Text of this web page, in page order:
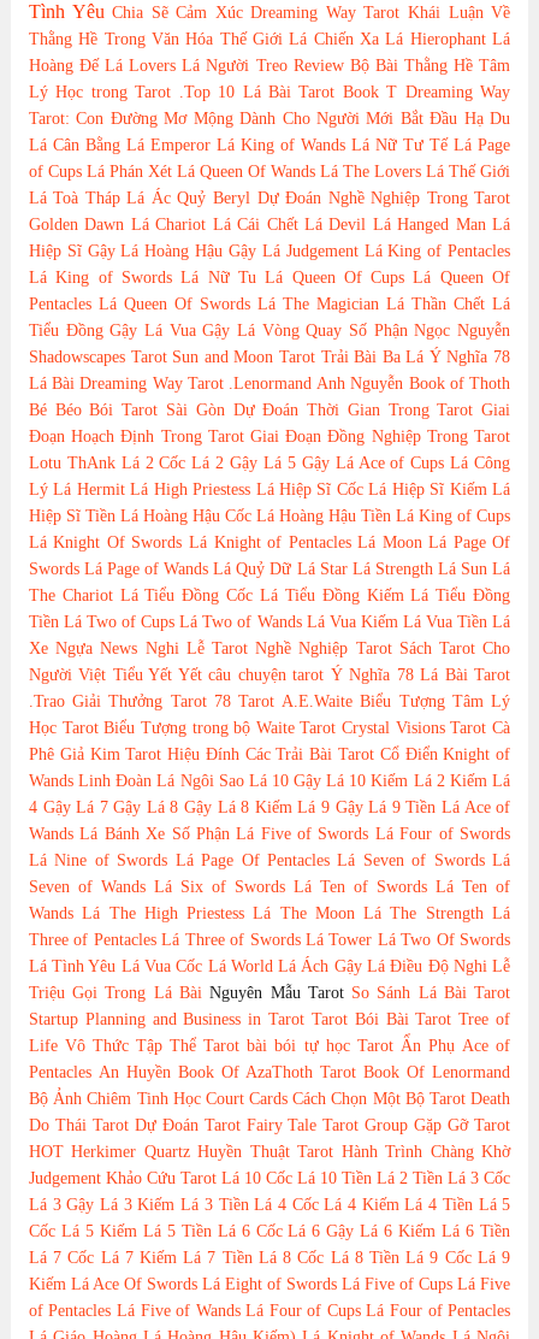
Tình Yêu Chia Sẽ Cảm Xúc Dreaming Way Tarot Khái Luận Về
Thằng Hề Trong Văn Hóa Thế Giới Lá Chiến Xa Lá Hierophant Lá
Hoàng Đế Lá Lovers Lá Người Treo Review Bộ Bài Thằng Hề Tâm
Lý Học trong Tarot
.Top 10 Lá Bài Tarot Book T Dreaming Way
Tarot: Con Đường Mơ Mộng Dành Cho Người Mới Bắt Đầu Hạ Du
Lá Cân Bằng Lá Emperor Lá King of Wands Lá Nữ Tư Tế Lá Page
of Cups Lá Phán Xét Lá Queen Of Wands Lá The Lovers Lá Thế Giới
Lá Toà Tháp Lá Ác Quỷ Beryl Dự Đoán Nghề Nghiệp Trong Tarot
Golden Dawn Lá Chariot Lá Cái Chết Lá Devil Lá Hanged Man Lá
Hiệp Sĩ Gậy Lá Hoàng Hậu Gậy Lá Judgement Lá King of Pentacles
Lá King of Swords Lá Nữ Tu Lá Queen Of Cups Lá Queen Of
Pentacles Lá Queen Of Swords Lá The Magician Lá Thần Chết Lá
Tiểu Đồng Gậy Lá Vua Gậy Lá Vòng Quay Số Phận Ngọc Nguyễn
Shadowscapes Tarot Sun and Moon Tarot Trải Bài Ba Lá Ý Nghĩa 78
Lá Bài Dreaming Way Tarot .Lenormand Anh Nguyễn Book of Thoth
Bé Béo Bói Tarot Sài Gòn Dự Đoán Thời Gian Trong Tarot Giai
Đoạn Hoạch Định Trong Tarot Giai Đoạn Đồng Nghiệp Trong Tarot
Lotu ThAnk Lá 2 Cốc Lá 2 Gậy Lá 5 Gậy Lá Ace of Cups Lá Công
Lý Lá Hermit Lá High Priestess Lá Hiệp Sĩ Cốc Lá Hiệp Sĩ Kiếm Lá
Hiệp Sĩ Tiền Lá Hoàng Hậu Cốc Lá Hoàng Hậu Tiền Lá King of Cups
Lá Knight Of Swords Lá Knight of Pentacles Lá Moon Lá Page Of
Swords Lá Page of Wands Lá Quỷ Dữ Lá Star Lá Strength Lá Sun Lá
The Chariot Lá Tiểu Đồng Cốc Lá Tiểu Đồng Kiếm Lá Tiểu Đồng
Tiền Lá Two of Cups Lá Two of Wands Lá Vua Kiếm Lá Vua Tiền Lá
Xe Ngựa News Nghi Lễ Tarot Nghề Nghiệp Tarot Sách Tarot Cho
Người Việt Tiểu Yết Yết câu chuyện tarot Ý Nghĩa 78 Lá Bài Tarot
.Trao Giải Thưởng Tarot 78 Tarot A.E.Waite Biểu Tượng Tâm Lý
Học Tarot Biểu Tượng trong bộ Waite Tarot Crystal Visions Tarot Cà
Phê Giả Kim Tarot Hiệu Đính Các Trải Bài Tarot Cổ Điển Knight of
Wands Linh Đoàn Lá Ngôi Sao Lá 10 Gậy Lá 10 Kiếm Lá 2 Kiếm Lá
4 Gậy Lá 7 Gậy Lá 8 Gậy Lá 8 Kiếm Lá 9 Gậy Lá 9 Tiền Lá Ace of
Wands Lá Bánh Xe Số Phận Lá Five of Swords Lá Four of Swords
Lá Nine of Swords Lá Page Of Pentacles Lá Seven of Swords Lá
Seven of Wands Lá Six of Swords Lá Ten of Swords Lá Ten of
Wands Lá The High Priestess Lá The Moon Lá The Strength Lá
Three of Pentacles Lá Three of Swords Lá Tower Lá Two Of Swords
Lá Tình Yêu Lá Vua Cốc Lá World Lá Ách Gậy Lá Điều Độ Nghi Lễ
Triệu Gọi Trong Lá Bài Nguyên Mẫu Tarot So Sánh Lá Bài Tarot
Startup Planning and Business in Tarot Tarot Bói Bài Tarot Tree of
Life Vô Thức Tập Thể Tarot bài bói tự học Tarot Ẩn Phụ Ace of
Pentacles An Huyền Book Of AzaThoth Tarot Book Of Lenormand
Bộ Ảnh Chiêm Tinh Học Court Cards Cách Chọn Một Bộ Tarot Death
Do Thái Tarot Dự Đoán Tarot Fairy Tale Tarot Group Gặp Gỡ Tarot
HOT Herkimer Quartz Huyền Thuật Tarot Hành Trình Chàng Khờ
Judgement Khảo Cứu Tarot Lá 10 Cốc Lá 10 Tiền Lá 2 Tiền Lá 3 Cốc
Lá 3 Gậy Lá 3 Kiếm Lá 3 Tiền Lá 4 Cốc Lá 4 Kiếm Lá 4 Tiền Lá 5
Cốc Lá 5 Kiếm Lá 5 Tiền Lá 6 Cốc Lá 6 Gậy Lá 6 Kiếm Lá 6 Tiền
Lá 7 Cốc Lá 7 Kiếm Lá 7 Tiền Lá 8 Cốc Lá 8 Tiền Lá 9 Cốc Lá 9
Kiếm Lá Ace Of Swords Lá Eight of Swords Lá Five of Cups Lá Five
of Pentacles Lá Five of Wands Lá Four of Cups Lá Four of Pentacles